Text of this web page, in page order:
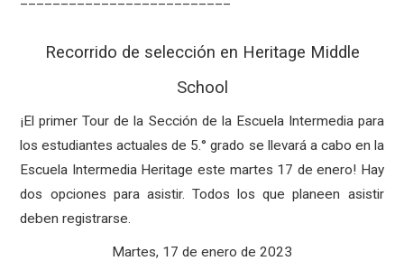
Recorrido de selección en Heritage Middle
School
¡El primer Tour de la Sección de la Escuela Intermedia para
los estudiantes actuales de 5.° grado se llevará a cabo en la
Escuela Intermedia Heritage este martes 17 de enero! Hay
dos opciones para asistir. Todos los que planeen asistir
deben registrarse.
Martes, 17 de enero de 2023